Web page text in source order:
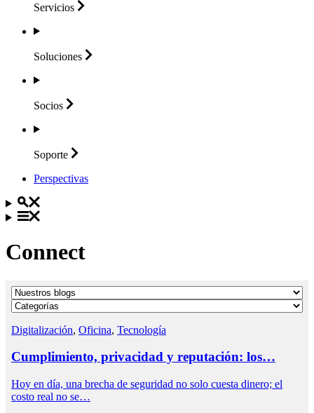
Servicios
Soluciones
Socios
Soporte
Perspectivas
Connect
Digitalización, Oficina, Tecnología
Cumplimiento, privacidad y reputación: los…
Hoy en día, una brecha de seguridad no solo cuesta dinero; el
costo real no se…